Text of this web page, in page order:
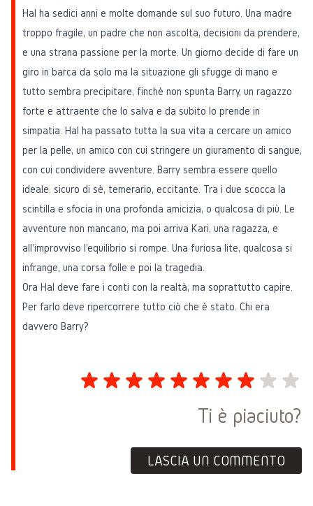
Ti è piaciuto?
LASCIA UN COMMENTO
Hal ha sedici anni e molte domande sul suo futuro. Una madre
troppo fragile, un padre che non ascolta, decisioni da prendere,
e una strana passione per la morte. Un giorno decide di fare un
giro in barca da solo ma la situazione gli sfugge di mano e
tutto sembra precipitare, finchè non spunta Barry, un ragazzo
forte e attraente che lo salva e da subito lo prende in
simpatia. Hal ha passato tutta la sua vita a cercare un amico
per la pelle, un amico con cui stringere un giuramento di sangue,
con cui condividere avventure. Barry sembra essere quello
ideale: sicuro di sè, temerario, eccitante. Tra i due scocca la
scintilla e sfocia in una profonda amicizia, o qualcosa di più. Le
avventure non mancano, ma poi arriva Kari, una ragazza, e
all'improvviso l'equilibrio si rompe. Una furiosa lite, qualcosa si
infrange, una corsa folle e poi la tragedia.
Ora Hal deve fare i conti con la realtà, ma soprattutto capire.
Per farlo deve ripercorrere tutto ciò che è stato. Chi era
davvero Barry?